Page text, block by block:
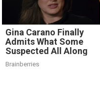
Gina Carano Finally
Admits What Some
Suspected All Along
Brainberries